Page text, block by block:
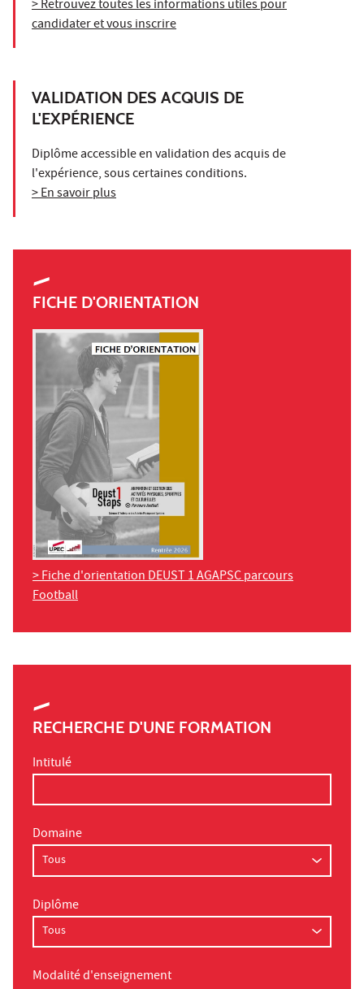
> Retrouvez toutes les informations utiles pour
candidater et vous inscrire
VALIDATION DES ACQUIS DE
L'EXPÉRIENCE
Diplôme accessible en validation des acquis de
l'expérience, sous certaines conditions.
> En savoir plus
FICHE D'ORIENTATION
> Fiche d'orientation DEUST 1 AGAPSC parcours
Football
RECHERCHE D'UNE FORMATION
Intitulé
Domaine
Diplôme
Modalité d'enseignement